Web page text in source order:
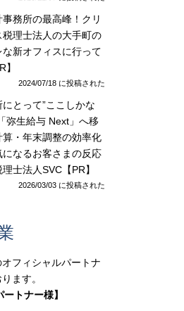
務所の最高峰！クリ
税理士法人の大手町の
な新オフィスに行って
2024/07/18 に投稿された
とって”ここしかな
弥生給与 Next」へ移
算・年末調整の効率化
になるお客さまの反応
士法人SVC【PR】
2026/03/03 に投稿された
フィシャルパートナ
ます。
ートナー様】